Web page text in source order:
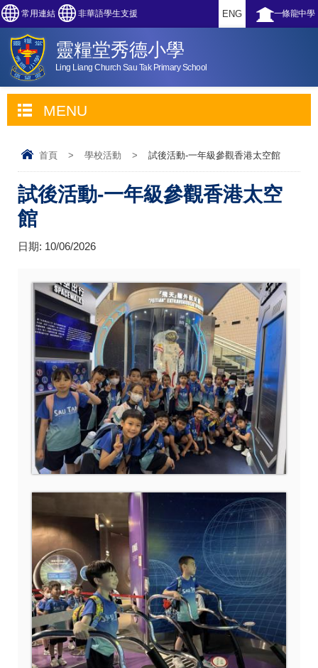
常用連結 非華語學生支援 一條龍中學
ENG
靈糧堂秀德小學
Ling Liang Church Sau Tak Primary School
MENU
首頁 > 學校活動 > 試後活動-一年級參觀香港太空館
試後活動-一年級參觀香港太空
館
日期: 10/06/2026